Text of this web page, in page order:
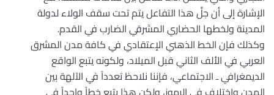
الإشارة إلى أن جلَّ هذا التفاعل يتم تحت سقف الولاء لدولة
المدينة ولخطها الحضاري المشرقي الضارب في القدم.
وكذلك فإن الخط الذهني الإعتقادي في كافة مدن المشرق
العربي في الألف الثاني قبل الميلاد، ولكونه يتبع الواقع
الديمغرافي ـ الاجتماعي، فإننا نلاحظ تعدداً في الآلهة بين